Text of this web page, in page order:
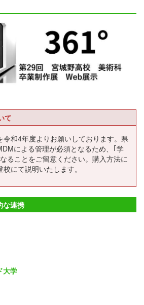
て
令和4年度よりお願いしております。県
による管理が必須となるため、｢学
ることをご留意ください。購入方法に
にて説明いたします。
な連携
大学